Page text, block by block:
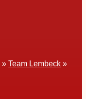
»Team Lembeck »